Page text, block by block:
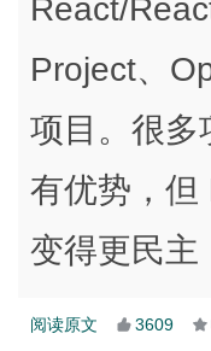
React/
Project、
项目。很多
有优势，但
变得更民主
阅读原文 3609